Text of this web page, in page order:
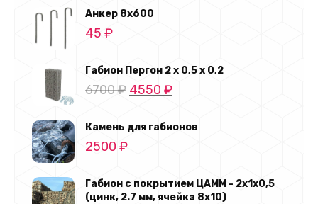
Анкер 8х600
45 ₽
Габион Пергон 2 х 0,5 х 0,2
6700₽ Первоначальная
составляла
4550 ₽Текущая
4550 ₽.
Камень для габионов
2500 ₽
Габион с покрытием ЦАММ - 2х1х0,5
(цинк, 2.7 мм, ячейка 8x10)